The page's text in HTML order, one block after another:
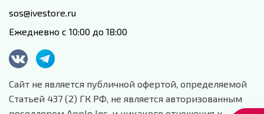
sos@ivestore.ru
Ежедневно с 10:00 до 18:00
Сайт не является публичной офертой, определяемой
Статьей 437 (2) ГК РФ, не является авторизованным